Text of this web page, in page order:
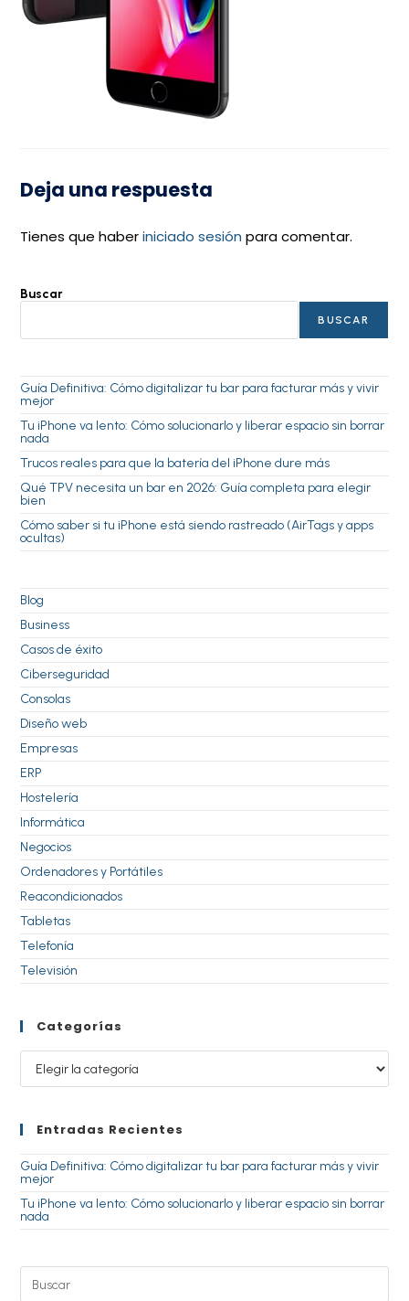
Deja una respuesta
Tienes que haberiniciado sesión para comentar.
Buscar
BUSCAR
Guía Definitiva: Cómo digitalizar tu bar para facturar más y vivir
mejor
Tu iPhone va lento: Cómo solucionarlo y liberar espacio sin borrar
nada
Trucos reales para que la batería del iPhone dure más
Qué TPV necesita un bar en 2026: Guía completa para elegir
bien
Cómo saber si tu iPhone está siendo rastreado (AirTags y apps
ocultas)
Blog
Business
Casos de éxito
Ciberseguridad
Consolas
Diseño web
Empresas
ERP
Hostelería
Informática
Negocios
Ordenadores y Portátiles
Reacondicionados
Tabletas
Telefonía
Televisión
Categorías
Entradas Recientes
Guía Definitiva: Cómo digitalizar tu bar para facturar más y vivir
mejor
Tu iPhone va lento: Cómo solucionarlo y liberar espacio sin borrar
nada